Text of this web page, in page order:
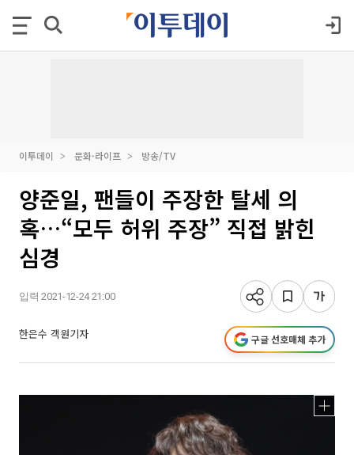
이투데이 문화·라이프 방송/TV
양준일, 팬들이 주장한 탈세 의
혹…“모두 허위 주장” 직접 밝힌
심경
입력 2021-12-24 21:00
한은수 객원기자 구글 선호매체 추가